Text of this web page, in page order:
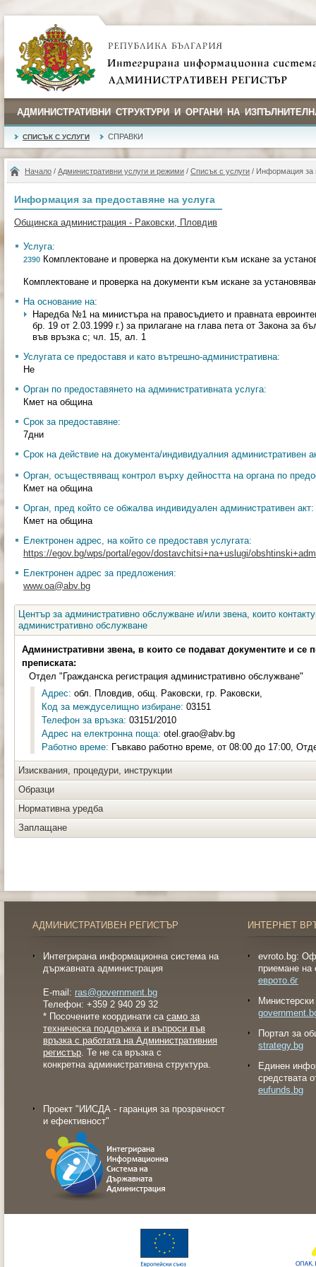
АДМИНИСТРАТИВНИ СТРУКТУРИ И ОРГАНИ НА
СПИСЪК С УСЛУГИ СПРАВКИ
Начало / Административни услуги и режими / Списък с услуги / Информация за
Информация за предоставяне на услуга
Общинска администрация - Раковски, Пловдив
Услуга:
2390 Комплектоване и проверка на документи към искане за
Комплектоване и проверка на документи към искане за
На основание на:
Наредба №1 на министъра на правосъдието и правната
бр. 19 от 2.03.1999 г.) за прилагане на глава пета от Закона за
във връзка с; чл. 15, ал. 1
Услугата се предоставя и като вътрешно-административна:
Не
Орган по предоставянето на административната услуга:
Кмет на община
Срок за предоставяне:
7дни
Срок на действие на документа/индивидуалния административен
Орган, осъществяващ контрол върху дейността на органа по
Кмет на община
Орган, пред който се обжалва индивидуален административен акт:
Кмет на община
Електронен адрес, на който се предоставя услугата:
https://egov.bg/wps/portal/egov/dostavchitsi+na+uslugi/
Електронен адрес за предложения:
www.oa@abv.bg
Център за административно обслужване и/или звена, които
административно обслужване
Административни звена, в които се подават документите и се
преписката:
Отдел "Гражданска регистрация административно обслужване"
Адрес: обл. Пловдив, общ. Раковски, гр. Раковски,
Код за междуселищно избиране: 03151
Телефон за връзка: 03151/2010
Адрес на електронна поща: otel.grao@abv.bg
Работно време: Гъвкаво работно време, от 08:00 до 17:00,
Изисквания, процедури, инструкции
Образци
Нормативна уредба
Заплащане
АДМИНИСТРАТИВЕН РЕГИСТЪР
Интегрирана информационна система на
държавната администрация
E-mail: ras@government.bg
Телефон: +359 2 940 29 32
* Посочените координати са само за
техническа поддръжка и въпроси във
връзка с работата на Административния
регистър. Те не са връзка с
конкретна административна структура.
Проект "ИИСДА - гаранция за прозрачност
и ефективност"
ИНТЕРНЕТ
evroto.bg:
приемане на
еврото.бг
Портал за
strategy.bg
Eдинен
средствата
eufunds.bg